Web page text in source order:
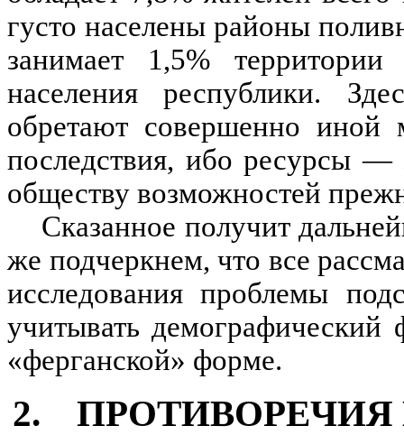
густо населены районы
занимает 1,5%
населения республики.
обретают совершенно иной
последствия, ибо ресурсы
обществу возможностей
Сказанное получит
же подчеркнем, что все
исследования проблемы
учитывать
«ферганской» форме.
2. ПРОТИВОРЕЧИЯ